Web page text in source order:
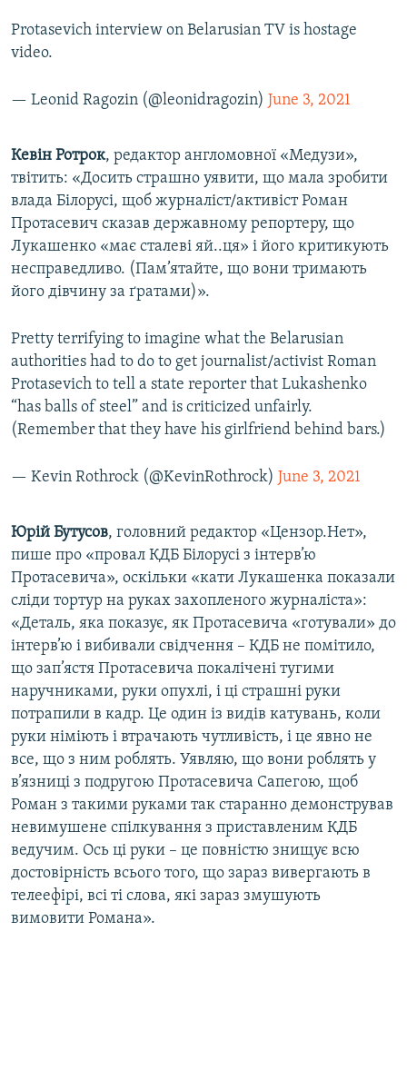
Protasevich interview on Belarusian TV is hostage
video.
— Leonid Ragozin (@leonidragozin) June 3, 2021
Кевін Ротрок, редактор англомовної «Медузи»,
твітить: «Досить страшно уявити, що мала зробити
влада Білорусі, щоб журналіст/активіст Роман
Протасевич сказав державному репортеру, що
Лукашенко «має сталеві яй..ця» і його критикують
несправедливо. (Пам’ятайте, що вони тримають
його дівчину за ґратами)».
Pretty terrifying to imagine what the Belarusian
authorities had to do to get journalist/activist Roman
Protasevich to tell a state reporter that Lukashenko
“has balls of steel” and is criticized unfairly.
(Remember that they have his girlfriend behind bars.)
— Kevin Rothrock (@KevinRothrock) June 3, 2021
Юрій Бутусов, головний редактор «Цензор.Нет»,
пише про «провал КДБ Білорусі з інтерв’ю
Протасевича», оскільки «кати Лукашенка показали
сліди тортур на руках захопленого журналіста»:
«Деталь, яка показує, як Протасевича «готували» до
інтерв’ю і вибивали свідчення – КДБ не помітило,
що зап’ястя Протасевича покалічені тугими
наручниками, руки опухлі, і ці страшні руки
потрапили в кадр. Це один із видів катувань, коли
руки німіють і втрачають чутливість, і це явно не
все, що з ним роблять. Уявляю, що вони роблять у
в’язниці з подругою Протасевича Сапегою, щоб
Роман з такими руками так старанно демонстрував
невимушене спілкування з приставленим КДБ
ведучим. Ось ці руки – це повністю знищує всю
достовірність всього того, що зараз вивергають в
телеефірі, всі ті слова, які зараз змушують
вимовити Романа».